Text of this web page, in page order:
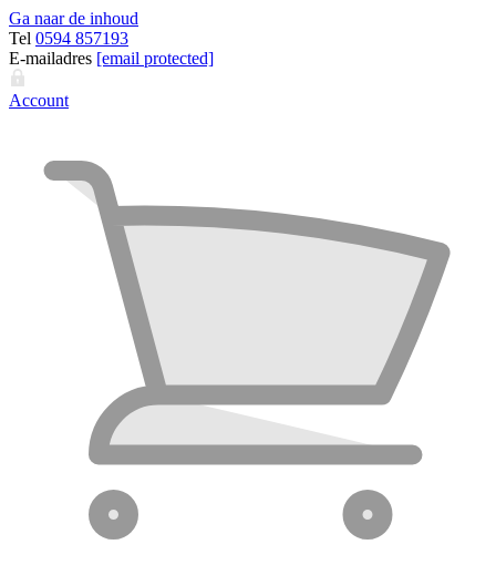
Ga naar de inhoud
Tel 0594 857193
E-mailadres [email protected]
Account